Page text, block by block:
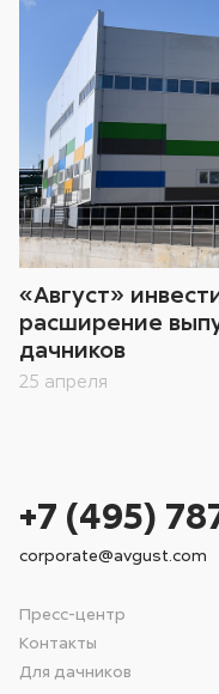
«Август»
расширение
дачников
25 апреля
Пресс-центр
Контакты
Для дачников
+7 (495)
corporate@avgust.com